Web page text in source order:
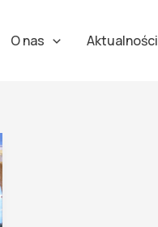
O nas Aktualności